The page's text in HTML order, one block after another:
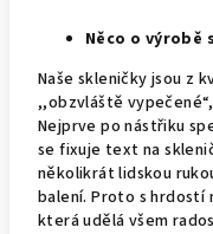
Něco o výrobě
Naše skleničky jsou z
,,obzvláště
Nejprve po nástřiku
se fixuje text na
několikrát lidskou
balení. Proto s hrdostí
která udělá všem